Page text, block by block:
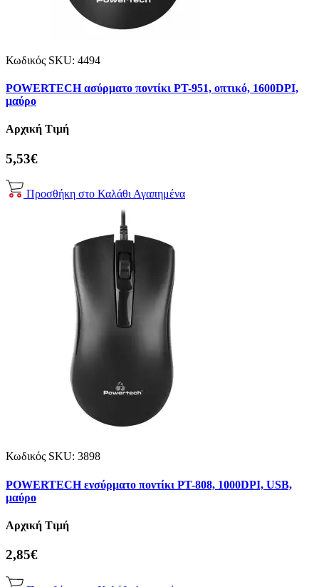
Κωδικός SKU: 4494
POWERTECH ασύρματο ποντίκι PT-951, οπτικό, 1600DPI,
μαύρο
Αρχική Τιμή
5,53€
Προσθήκη στο Καλάθι Αγαπημένα
Κωδικός SKU: 3898
POWERTECH ενσύρματο ποντίκι PT-808, 1000DPI, USB,
μαύρο
Αρχική Τιμή
2,85€